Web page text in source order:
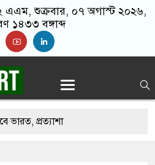
এএম, শুক্রবার, ০৭ অগাস্ট ২০২৬,
১৪৩৩ বঙ্গাব্দ
প্রত্যাশা